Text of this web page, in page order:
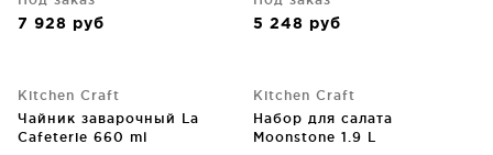
11X11X18 CM
7 928 руб 5 248 руб
Kitchen Craft
Чайник заварочный La
Cafeterie 660 ml
Kitchen Craft
Набор для салата
Moonstone 1.9 L